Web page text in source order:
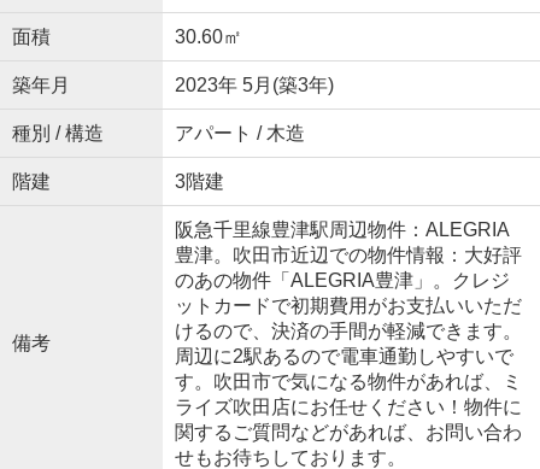
面積 30.60㎡
築年月 2023年 5月(築3年)
種別 / 構造 アパート / 木造
階建 3階建
備考
阪急千里線豊津駅周辺物件：ALEGRIA
豊津。吹田市近辺での物件情報：大好評
のあの物件「ALEGRIA豊津」。クレジ
ットカードで初期費用がお支払いいただ
けるので、決済の手間が軽減できます。
周辺に2駅あるので電車通勤しやすいで
す。吹田市で気になる物件があれば、ミ
ライズ吹田店にお任せください！物件に
関するご質問などがあれば、お問い合わ
せもお待ちしております。